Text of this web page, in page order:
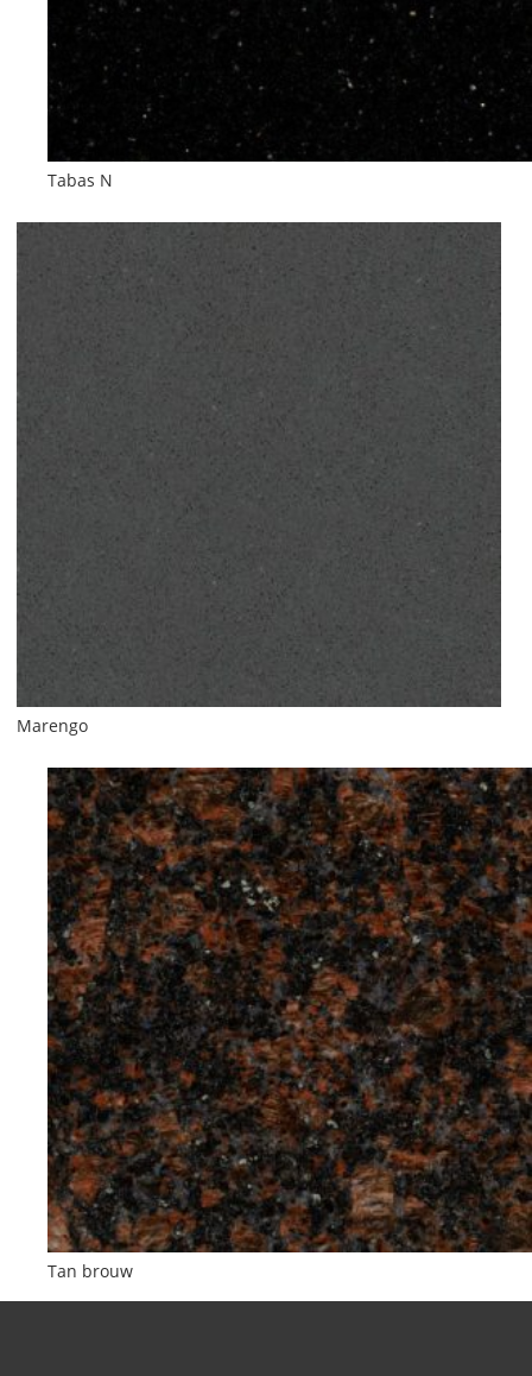
Tabas N
Marengo
Tan brouw